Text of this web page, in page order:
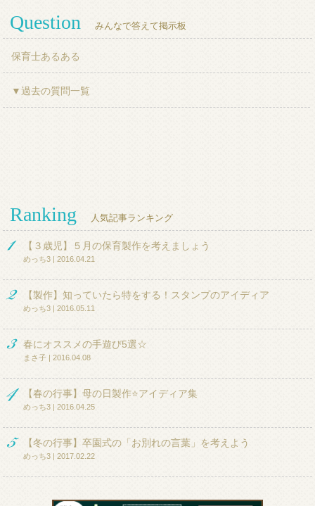
Question みんなで答えて掲示板
保育士あるある
▼過去の質問一覧
Ranking 人気記事ランキング
【３歳児】５月の保育製作を考えましょう
めっち3 | 2016.04.21
【製作】知っていたら特をする！スタンプのアイディア
めっち3 | 2016.05.11
春にオススメの手遊び5選☆
まさ子 | 2016.04.08
【春の行事】母の日製作⭐アイディア集
めっち3 | 2016.04.25
【冬の行事】卒園式の「お別れの言葉」を考えよう
めっち3 | 2017.02.22